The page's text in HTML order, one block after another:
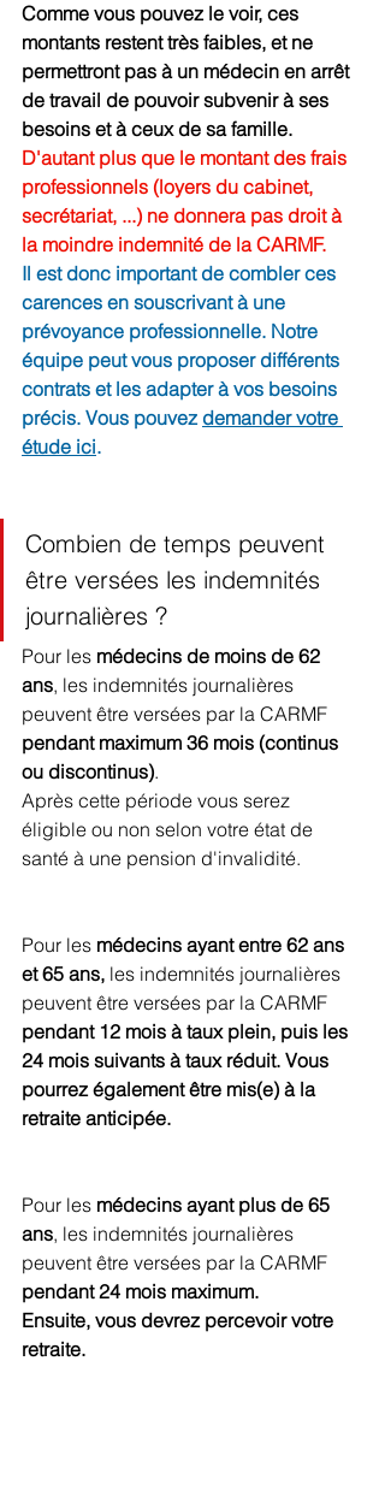
Comme vous pouvez le voir, ces
montants restent très faibles, et ne
permettront pas à un médecin en arrêt
de travail de pouvoir subvenir à ses
besoins et à ceux de sa famille.
D'autant plus que le montant des frais
professionnels (loyers du cabinet,
secrétariat, ...) ne donnera pas droit à
la moindre indemnité de la CARMF.
Il est donc important de combler ces
carences en souscrivant à une
prévoyance professionnelle. Notre
équipe peut vous proposer différents
contrats et les adapter à vos besoins
précis. Vous pouvez demander votre
étude ici.
Combien de temps peuvent
être versées les indemnités
journalières ?
Pour les médecins de moins de 62
ans, les indemnités journalières
peuvent être versées par la CARMF
pendant maximum 36 mois (continus
ou discontinus).
Après cette période vous serez
éligible ou non selon votre état de
santé à une pension d'invalidité.
Pour les médecins ayant entre 62 ans
et 65 ans, les indemnités journalières
peuvent être versées par la CARMF
pendant 12 mois à taux plein, puis les
24 mois suivants à taux réduit. Vous
pourrez également être mis(e) à la
retraite anticipée.
Pour les médecins ayant plus de 65
ans, les indemnités journalières
peuvent être versées par la CARMF
pendant 24 mois maximum.
Ensuite, vous devrez percevoir votre
retraite.